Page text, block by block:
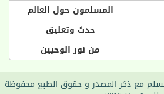
المسلمون حول العالم
حدث وتعليق
من نور الوحيين
مع ذكر المصدر و حقوق الطبع محفوظة